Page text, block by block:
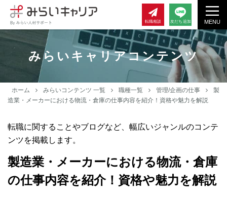
MENU
転職相談 友だち追加
みらいキャリアコンテンツ
ホーム みらいコンテンツ 一覧 職種一覧 管理/企画の仕事
製
造業・メーカーにおける物流・倉庫の仕事内容を紹介！資格や魅力を解説
転職に関することやブログなど、幅広いジャンルのコンテ
ンツを掲載します。
製造業・メーカーにおける物流・倉庫
の仕事内容を紹介！資格や魅力を解説